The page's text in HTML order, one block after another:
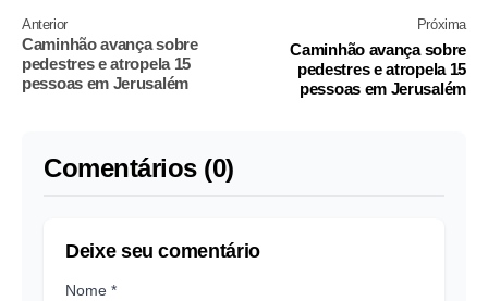
Anterior
Caminhão avança sobre
pedestres e atropela 15
pessoas em Jerusalém
Próxima
Caminhão avança sobre
pedestres e atropela 15
pessoas em Jerusalém
Comentários (0)
Deixe seu comentário
Nome *